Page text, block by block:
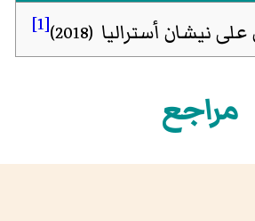
نيشان أستراليا (2018)
[1]
مراجع